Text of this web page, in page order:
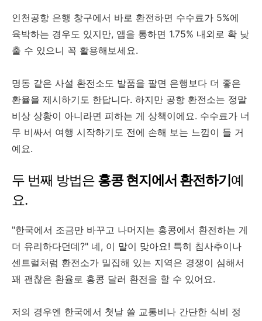
인천공항 은행 창구에서 바로 환전하면 수수료가 5%에
육박하는 경우도 있지만, 앱을 통하면 1.75% 내외로 확 낮
출 수 있으니 꼭 활용해보세요.
명동 같은 사설 환전소도 발품을 팔면 은행보다 더 좋은
환율을 제시하기도 한답니다. 하지만 공항 환전소는 정말
비상 상황이 아니라면 피하는 게 상책이에요. 수수료가 너
무 비싸서 여행 시작하기도 전에 손해 보는 느낌이 들 거
예요.
두 번째 방법은 홍콩 현지에서 환전하기 예
요.
"한국에서 조금만 바꾸고 나머지는 홍콩에서 환전하는 게
더 유리하다던데?" 네, 이 말이 맞아요! 특히 침사추이나
센트럴처럼 환전소가 밀집해 있는 지역은 경쟁이 심해서
꽤 괜찮은 환율로 홍콩 달러 환전을 할 수 있어요.
저의 경우엔 한국에서 첫날 쓸 교통비나 간단한 식비 정